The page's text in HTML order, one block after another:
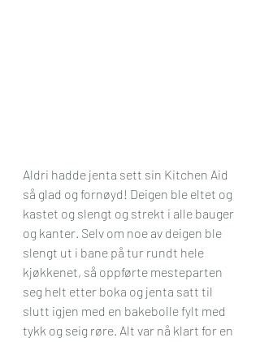
Aldri hadde jenta sett sin Kitchen Aid
så glad og fornøyd! Deigen ble eltet og
kastet og slengt og strekt i alle bauger
og kanter. Selv om noe av deigen ble
slengt ut i bane på tur rundt hele
kjøkkenet, så oppførte mesteparten
seg helt etter boka og jenta satt til
slutt igjen med en bakebolle fylt med
tykk og seig røre. Alt var nå klart for en